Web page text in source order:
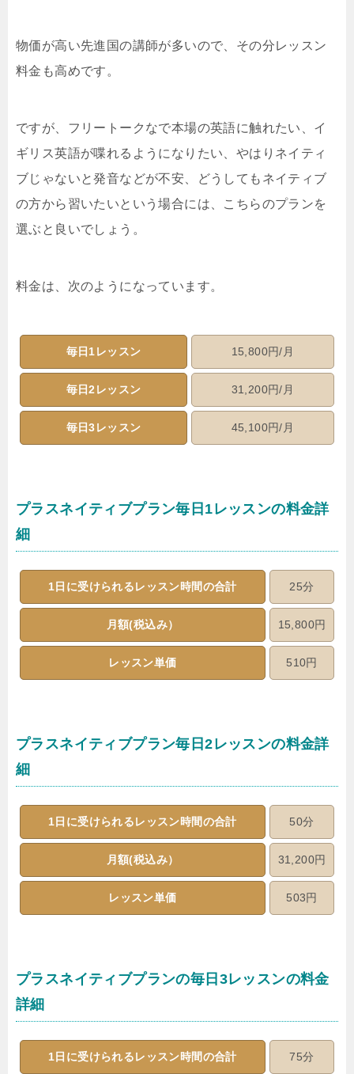
物価が高い先進国の講師が多いので、その分レッスン
料金も高めです。
ですが、フリートークなで本場の英語に触れたい、イ
ギリス英語が喋れるようになりたい、やはりネイティ
ブじゃないと発音などが不安、どうしてもネイティブ
の方から習いたいという場合には、こちらのプランを
選ぶと良いでしょう。
料金は、次のようになっています。
毎日1レッスン 15,800円/月
毎日2レッスン 31,200円/月
毎日3レッスン 45,100円/月
プラスネイティブプラン毎日1レッスンの料金詳
細
1日に受けられるレッスン時間の合計 25分
月額(税込み） 15,800円
レッスン単価 510円
プラスネイティブプラン毎日2レッスンの料金詳
細
1日に受けられるレッスン時間の合計 50分
月額(税込み） 31,200円
レッスン単価 503円
プラスネイティブプランの毎日3レッスンの料金
詳細
1日に受けられるレッスン時間の合計 75分